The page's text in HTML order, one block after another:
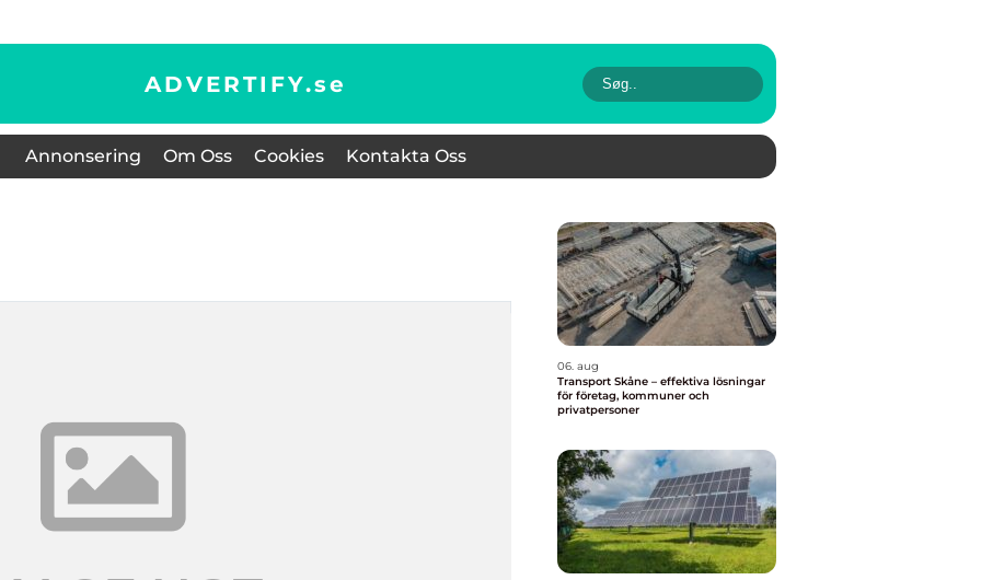
ADVERTIFY.se
Annonsering Om Oss Cookies Kontakta Oss
06. aug
Transport Skåne – effektiva lösningar
för företag, kommuner och
privatpersoner